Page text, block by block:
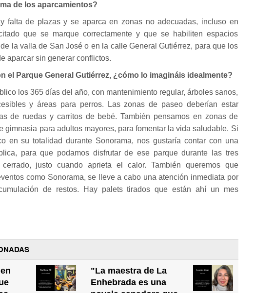
de los aparcamientos?
falta de plazas y se aparca en zonas no adecuadas, incluso en
que se marque correctamente y que se habiliten espacios
la valla de San José o en la calle General Gutiérrez, para que los
aparcar sin generar conflictos.
el Parque General Gutiérrez, ¿cómo lo imagináis idealmente?
los 365 días del año, con mantenimiento regular, árboles sanos,
y áreas para perros. Las zonas de paseo deberían estar
de ruedas y carritos de bebé. También pensamos en zonas de
gimnasia para adultos mayores, para fomentar la vida saludable. Si
en su totalidad durante Sonorama, nos gustaría contar con una
para que podamos disfrutar de ese parque durante las tres
justo cuando aprieta el calor. También queremos que
como Sonorama, se lleve a cabo una atención inmediata por
de restos. Hay palets tirados que están ahí un mes
"La maestra de La
Enhebrada es una